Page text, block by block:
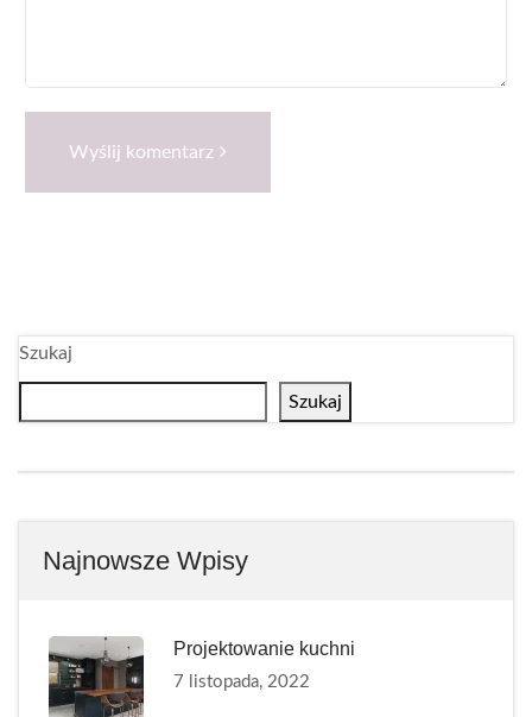
Wyślij komentarz
Szukaj
Szukaj
Najnowsze Wpisy
Projektowanie kuchni
7 listopada, 2022